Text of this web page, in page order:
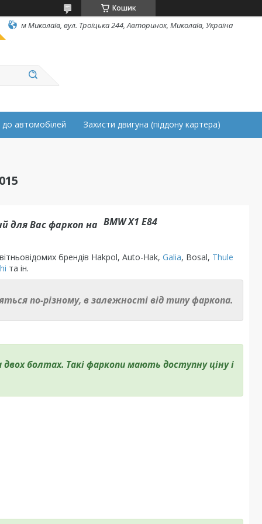
Кошик
м Миколаїв, вул. Троїцька 244, Авторинок, Миколаїв, Україна
автомобілей Захисти двигуна (піддону картера)
для Вас фаркоп на BMW X1 E84
брендів Hakpol, Auto-Hak, Galia, Bosal, Thule
та ін.
по-різному, в залежності від типу фаркопа.
болтах. Такі фаркопи мають доступну ціну і